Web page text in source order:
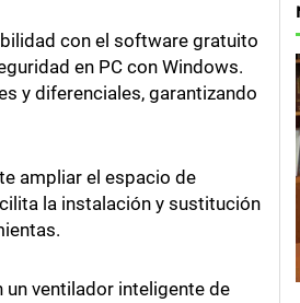
con el software gratuito
en PC con Windows.
y diferenciales, garantizando
ampliar el espacio de
la instalación y sustitución
ventilador inteligente de